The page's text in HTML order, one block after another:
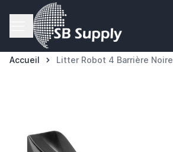
Allez au contenu
Accueil Litter Robot 4 Barrière Noire